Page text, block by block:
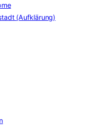
(Aufklärung)